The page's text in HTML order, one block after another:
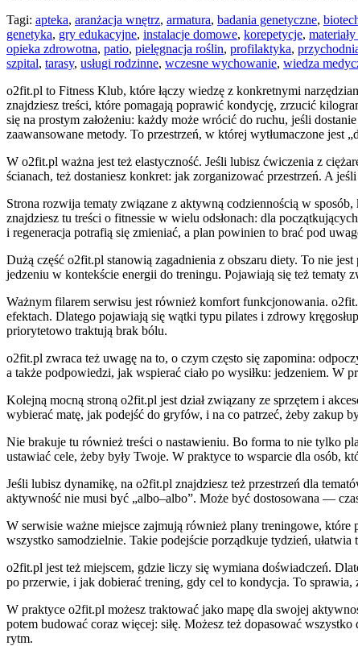
Tagi: apteka, aranżacja wnętrz, armatura, badania genetyczne,
genetyka, gry edukacyjne, instalacje domowe, korepetycje,
opieka zdrowotna, patio, pielęgnacja roślin, profilaktyka,
szpital, tarasy, usługi rodzinne, wczesne wychowanie, wiedza
o2fit.pl to Fitness Klub, które łączy wiedzę z konkretnymi
znajdziesz treści, które pomagają poprawić kondycję, zrzucić
się na prostym założeniu: każdy może wrócić do ruchu, jeśli
zaawansowane metody. To przestrzeń, w której wytłumaczone jest
W o2fit.pl ważna jest też elastyczność. Jeśli lubisz ćwiczenia z
ścianach, też dostaniesz konkret: jak zorganizować przestrzeń. A
Strona rozwija tematy związane z aktywną codziennością w
znajdziesz tu treści o fitnessie w wielu odsłonach: dla
i regeneracja potrafią się zmieniać, a plan powinien to brać pod
Dużą część o2fit.pl stanowią zagadnienia z obszaru diety. To nie
jedzeniu w kontekście energii do treningu. Pojawiają się też tematy
Ważnym filarem serwisu jest również komfort funkcjonowania.
efektach. Dlatego pojawiają się wątki typu pilates i zdrowy
priorytetowo traktują brak bólu.
o2fit.pl zwraca też uwagę na to, o czym często się zapomina:
a także podpowiedzi, jak wspierać ciało po wysiłku: jedzeniem. W
Kolejną mocną stroną o2fit.pl jest dział związany ze sprzętem i
wybierać matę, jak podejść do gryfów, i na co patrzeć, żeby zakup
Nie brakuje tu również treści o nastawieniu. Bo forma to nie tylko
ustawiać cele, żeby były Twoje. W praktyce to wsparcie dla osób,
Jeśli lubisz dynamikę, na o2fit.pl znajdziesz też przestrzeń dla
aktywność nie musi być „albo–albo”. Może być dostosowana —
W serwisie ważne miejsce zajmują również plany treningowe,
wszystko samodzielnie. Takie podejście porządkuje tydzień,
o2fit.pl jest też miejscem, gdzie liczy się wymiana doświadczeń.
po przerwie, i jak dobierać trening, gdy cel to kondycja. To
W praktyce o2fit.pl możesz traktować jako mapę dla swojej
potem budować coraz więcej: siłę. Możesz też dopasować
rytm.